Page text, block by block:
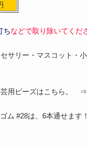
ちなどで取り除いてくだ
サリー・マスコット・
芸用ビーズはこちら。
ム #28は、6本通せます！